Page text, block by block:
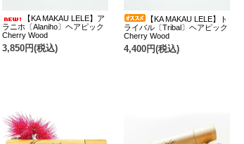
【KA MAKAU LELE】ア
ラニホ〔Alaniho〕ヘアピック
Cherry Wood
3,850円(税込)
【KA MAKAU LELE】ト
ライバル〔Tribal〕ヘアピック
Cherry Wood
4,400円(税込)